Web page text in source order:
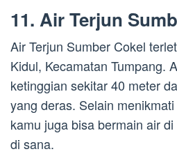
11. Air Terjun
Air Terjun Sumber Cokel
Kidul, Kecamatan Tumpang.
ketinggian sekitar 40 meter
yang deras. Selain
kamu juga bisa bermain air
di sana.